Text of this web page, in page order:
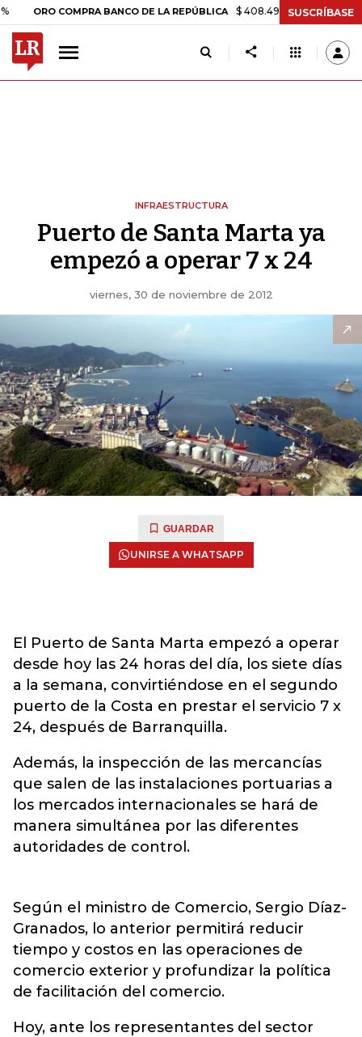
ORO COMPRA BANCO DE LA REPÚBLICA $ 408.498,97 +$ 8.753,81
SUSCRÍBASE
INFRAESTRUCTURA
Puerto de Santa Marta ya
empezó a operar 7 x 24
viernes, 30 de noviembre de 2012
GUARDAR
UNIRSE A WHATSAPP
El Puerto de Santa Marta empezó a operar
desde hoy las 24 horas del día, los siete días
a la semana, convirtiéndose en el segundo
puerto de la Costa en prestar el servicio 7 x
24, después de Barranquilla.
Además, la inspección de las mercancías
que salen de las instalaciones portuarias a
los mercados internacionales se hará de
manera simultánea por las diferentes
autoridades de control.
Según el ministro de Comercio, Sergio Díaz-
Granados, lo anterior permitirá reducir
tiempo y costos en las operaciones de
comercio exterior y profundizar la política
de facilitación del comercio.
Hoy, ante los representantes del sector